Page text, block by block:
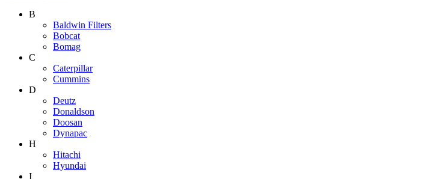
B
Baldwin Filters
Bobcat
Bomag
C
Caterpillar
Cummins
D
Deutz
Donaldson
Doosan
Dynapac
H
Hitachi
Hyundai
I